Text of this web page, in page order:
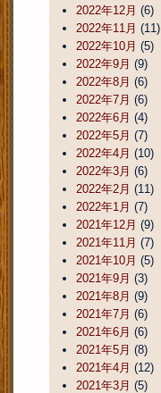
2022年12月 (6)
2022年11月 (11)
2022年10月 (5)
2022年9月 (9)
2022年8月 (6)
2022年7月 (6)
2022年6月 (4)
2022年5月 (7)
2022年4月 (10)
2022年3月 (6)
2022年2月 (11)
2022年1月 (7)
2021年12月 (9)
2021年11月 (7)
2021年10月 (5)
2021年9月 (3)
2021年8月 (9)
2021年7月 (6)
2021年6月 (6)
2021年5月 (8)
2021年4月 (12)
2021年3月 (5)